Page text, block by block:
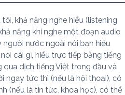
khả năng nghe hiểu (listening
năng khi nghe một đoạn audio
người nước ngoài nói bạn hiểu
cái gì, hiểu trực tiếp bằng tiếng
qua dịch tiếng Việt trong đầu và
ngay tức thì (nếu là hội thoại), có
(nếu là tin tức, khoa học), có thể